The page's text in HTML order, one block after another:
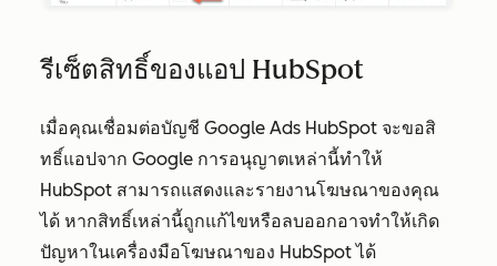
รีเซ็ตสิทธิ์ของแอป HubSpot
เมื่อคุณเชื่อมต่อบัญชี Google Ads HubSpot จะขอสิ
ทธิ์แอปจาก Google การอนุญาตเหล่านี้ทำให้
HubSpot สามารถแสดงและรายงานโฆษณาของคุณ
ได้ หากสิทธิ์เหล่านี้ถูกแก้ไขหรือลบออกอาจทำให้เกิด
ปัญหาในเครื่องมือโฆษณาของ HubSpot ได้